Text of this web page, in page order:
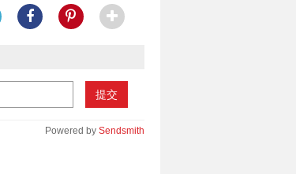
提交
Powered by Sendsmith